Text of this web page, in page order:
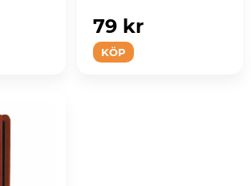
KÖP
79 kr